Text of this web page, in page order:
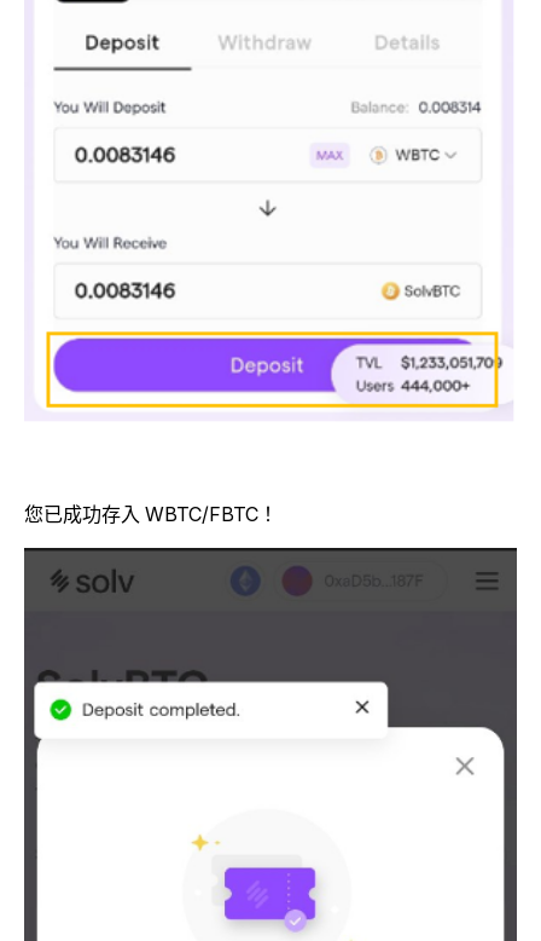
您已成功存入 WBTC/FBTC！